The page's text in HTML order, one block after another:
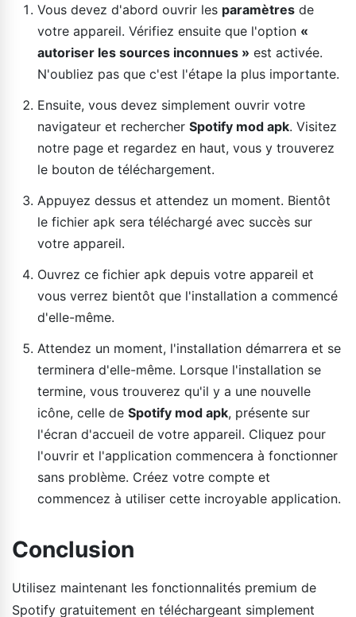
Vous devez d'abord ouvrir les paramètres de
votre appareil. Vérifiez ensuite que l'option «
autoriser les sources inconnues » est activée.
N'oubliez pas que c'est l'étape la plus importante.
Ensuite, vous devez simplement ouvrir votre
navigateur et rechercher Spotify mod apk. Visitez
notre page et regardez en haut, vous y trouverez
le bouton de téléchargement.
Appuyez dessus et attendez un moment. Bientôt
le fichier apk sera téléchargé avec succès sur
votre appareil.
Ouvrez ce fichier apk depuis votre appareil et
vous verrez bientôt que l'installation a commencé
d'elle-même.
Attendez un moment, l'installation démarrera et se
terminera d'elle-même. Lorsque l'installation se
termine, vous trouverez qu'il y a une nouvelle
icône, celle de Spotify mod apk, présente sur
l'écran d'accueil de votre appareil. Cliquez pour
l'ouvrir et l'application commencera à fonctionner
sans problème. Créez votre compte et
commencez à utiliser cette incroyable application.
Conclusion
Utilisez maintenant les fonctionnalités premium de
Spotify gratuitement en téléchargeant simplement